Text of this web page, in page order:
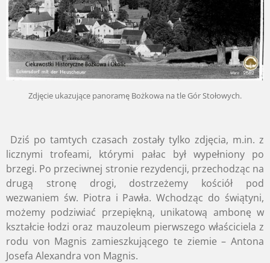
Zdjęcie ukazujące panoramę Bożkowa na tle Gór Stołowych.
Dziś po tamtych czasach zostały tylko zdjęcia, m.in. z
licznymi trofeami, którymi pałac był wypełniony po
brzegi. Po przeciwnej stronie rezydencji, przechodząc na
drugą stronę drogi, dostrzeżemy kościół pod
wezwaniem św. Piotra i Pawła. Wchodząc do świątyni,
możemy podziwiać przepiękną, unikatową ambonę w
kształcie łodzi oraz mauzoleum pierwszego właściciela z
rodu von Magnis zamieszkującego te ziemie – Antona
Josefa Alexandra von Magnis.